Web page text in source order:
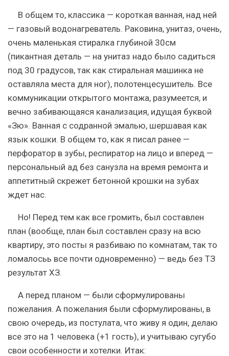
В общем то, классика — короткая ванная, над ней
— газовый водонагреватель. Раковина, унитаз, очень,
очень маленькая стиралка глубиной 30см
(пикантная деталь — на унитаз надо было садиться
под 30 градусов, так как стиральная машинка не
оставляла места для ног), полотенцесушитель. Все
коммуникации открытого монтажа, разумеется, и
вечно забивающаяся канализация, идущая буквой
«Зю». Ванная с содранной эмалью, шершавая как
язык кошки. В общем то, как я писал ранее —
перфоратор в зубы, респиратор на лицо и вперед —
персональный ад без санузла на время ремонта и
аппетитный скрежет бетонной крошки на зубах
ждет нас.
Но! Перед тем как все громить, был составлен
план (вообще, план был составлен сразу на всю
квартиру, это посты я разбиваю по комнатам, так то
ломалосьь все почти одновременно) — ведь без ТЗ
результат ХЗ.
А перед планом — были сформулированы
пожелания. А пожелания были сформулированы, в
свою очередь, из постулата, что живу я один, делаю
все это на 1 человека (+1 гость), и учитываю сугубо
свои особенности и хотелки. Итак: